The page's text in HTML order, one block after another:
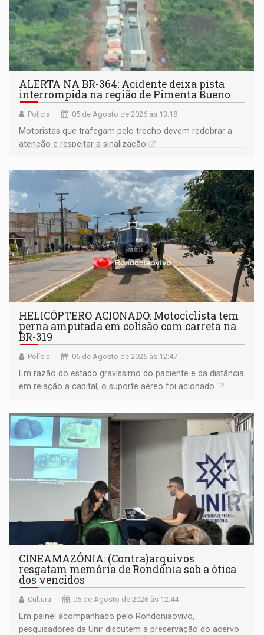
ALERTA NA BR-364: Acidente deixa pista
interrompida na região de Pimenta Bueno
Polícia 05 de Agosto de 2026 às 13:18
​Motoristas que trafegam pelo trecho devem redobrar a
atenção e respeitar a sinalização
HELICÓPTERO ACIONADO: Motociclista tem
perna amputada em colisão com carreta na
BR-319
Polícia 05 de Agosto de 2026 às 12:47
Em razão do estado gravíssimo do paciente e da distância
em relação a capital, o suporte aéreo foi acionado
CINEAMAZÔNIA: (Contra)arquivos
resgatam memória de Rondônia sob a ótica
dos vencidos
Cultura 05 de Agosto de 2026 às 12:44
Em painel acompanhado pelo Rondoniaovivo,
pesquisadores da Unir discutem a preservação do acervo